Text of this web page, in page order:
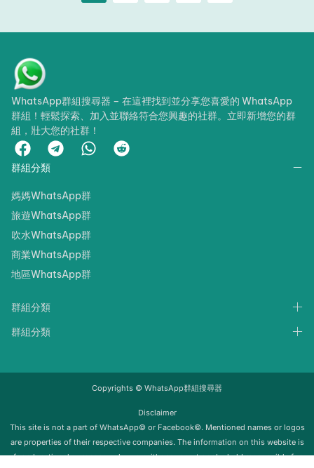
WhatsApp群組搜尋器 – 在這裡找到並分享您喜愛的 WhatsApp
群組！輕鬆探索、加入並聯絡符合您興趣的社群。立即新增您的群
組，壯大您的社群！
群組分類
媽媽WhatsApp群
旅遊WhatsApp群
吹水WhatsApp群
商業WhatsApp群
地區WhatsApp群
群組分類
群組分類
Copyrights © WhatsApp群組搜尋器
Disclaimer
‍‍This site is not a part of WhatsApp© or Facebook©. Mentioned names or logos
are properties of their respective companies. The information on this website is
for educational purposes only; we neither support nor be held responsible for